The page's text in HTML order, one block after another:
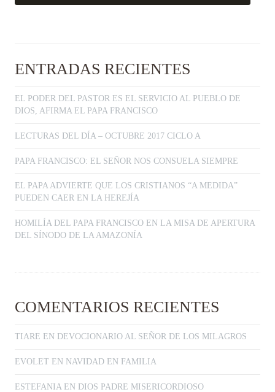
ENTRADAS RECIENTES
EL PODER DEL PASTOR ES EL SERVICIO AL PUEBLO DE
DIOS, AFIRMA EL PAPA FRANCISCO
LECTURAS DEL DÍA – OCTUBRE 2017 CICLO A
PAPA FRANCISCO: EL SEÑOR NOS CONSUELA SIEMPRE
EL PAPA ADVIERTE QUE LOS CRISTIANOS “A MEDIDA”
PUEDEN CAER EN LA HEREJÍA
HOMILÍA DEL PAPA FRANCISCO EN LA MISA DE APERTURA
DEL SÍNODO DE LA AMAZONÍA
COMENTARIOS RECIENTES
TIARE EN DEVOCIONARIO AL SEÑOR DE LOS MILAGROS
EVOLET EN NAVIDAD EN FAMILIA
ESTEFANIA EN DIOS PADRE MISERICORDIOSO